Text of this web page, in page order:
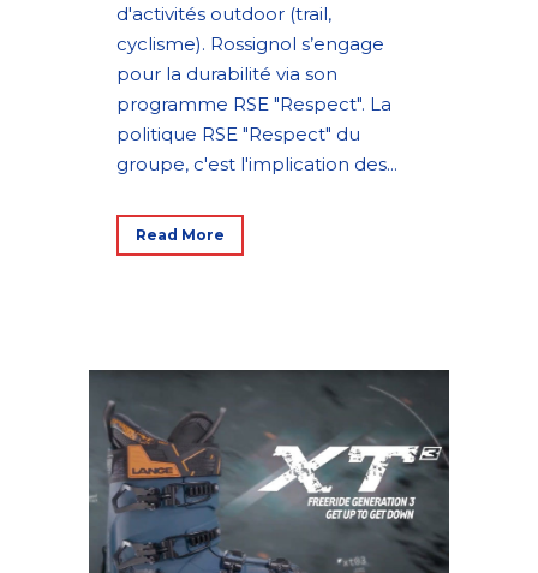
d'activités outdoor (trail,
cyclisme). Rossignol s’engage
pour la durabilité via son
programme RSE "Respect". La
politique RSE "Respect" du
groupe, c'est l'implication des...
Read More